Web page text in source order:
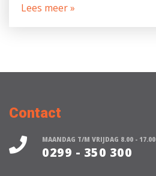
Lees meer »
Contact
MAANDAG T/M VRIJDAG 8.00 - 17.00
0299 - 350 300